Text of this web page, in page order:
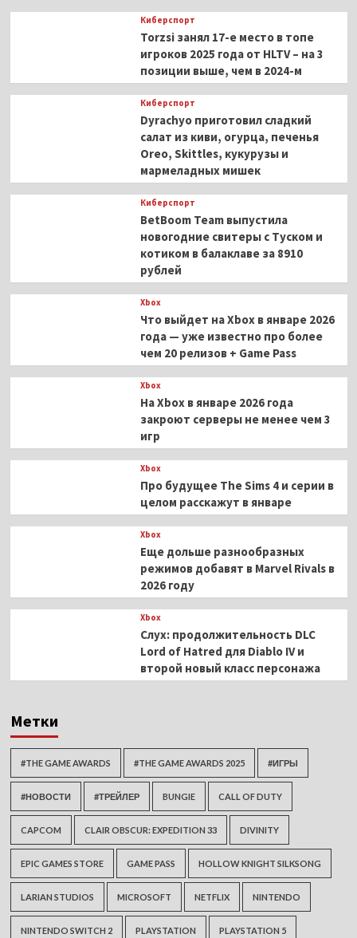
Киберспорт
Torzsi занял 17-е место в топе
игроков 2025 года от HLTV – на 3
позиции выше, чем в 2024-м
Киберспорт
Dyrachyo приготовил сладкий
салат из киви, огурца, печенья
Oreo, Skittles, кукурузы и
мармеладных мишек
Киберспорт
BetBoom Team выпустила
новогодние свитеры с Туском и
котиком в балаклаве за 8910
рублей
Xbox
Что выйдет на Xbox в январе 2026
года — уже известно про более
чем 20 релизов + Game Pass
Xbox
На Xbox в январе 2026 года
закроют серверы не менее чем 3
игр
Xbox
Про будущее The Sims 4 и серии в
целом расскажут в январе
Xbox
Еще дольше разнообразных
режимов добавят в Marvel Rivals в
2026 году
Xbox
Слух: продолжительность DLC
Lord of Hatred для Diablo IV и
второй новый класс персонажа
Метки
#THE GAME AWARDS #THE GAME AWARDS 2025 #ИГРЫ
#НОВОСТИ #ТРЕЙЛЕР BUNGIE CALL OF DUTY
CAPCOM CLAIR OBSCUR: EXPEDITION 33 DIVINITY
EPIC GAMES STORE GAME PASS HOLLOW KNIGHT SILKSONG
LARIAN STUDIOS MICROSOFT NETFLIX NINTENDO
NINTENDO SWITCH 2 PLAYSTATION PLAYSTATION 5